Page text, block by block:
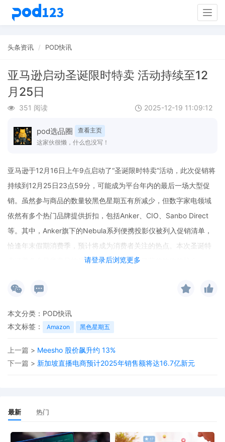
头条资讯 POD快讯
亚马逊启动圣诞限时特卖 活动持续至12
月25日
351 阅读 2025-12-19 11:09:12
pod选品圈
查看主页
这家伙很懒，什么也没写！
请登录后浏览更多
亚马逊于12月16日上午9点启动了“圣诞限时特卖”活动，此次促销将
持续到12月25日23点59分，可能成为平台年内的最后一场大型促
销。虽然参与商品的数量较黑色星期五有所减少，但数字家电领域
依然有多个热门品牌提供折扣，包括Anker、CIO、Sanbo Direct
等。其中，Anker旗下的Nebula系列便携投影仪被列入促销清单，
恰逢年末假期消费季，预计将成为消费者关注的热点。本次圣诞特
卖涵盖多个品类商品的优惠，为消费者提供了节前购物的机会。
本文分类： POD快讯
本文标签：
Amazon 黑色星期五
上一篇 > Meesho 股价飙升约 13%
下一篇 > 新加坡直播电商预计2025年销售额将达16.7亿新元
最新 热门